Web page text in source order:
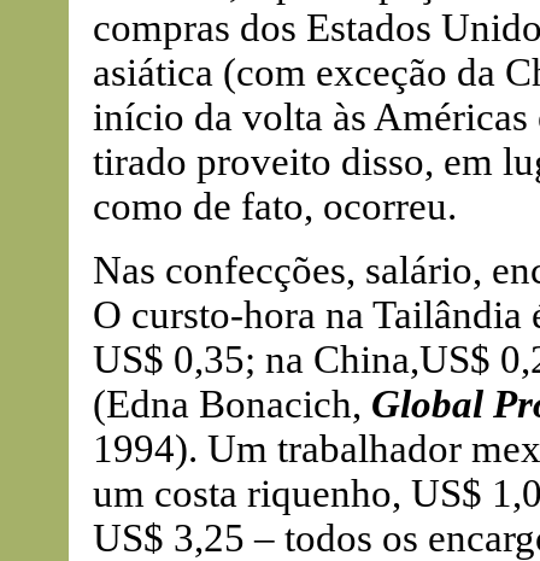
compras dos Estados
asiática (com exceção da
início da volta às
tirado proveito disso, em
como de fato, ocorreu.
Nas confecções, salário,
O cursto-hora na Tailândia
US$ 0,35; na China,US$
(Edna Bonacich, Global
1994). Um trabalhador
um costa riquenho, US$
US$ 3,25 – todos os